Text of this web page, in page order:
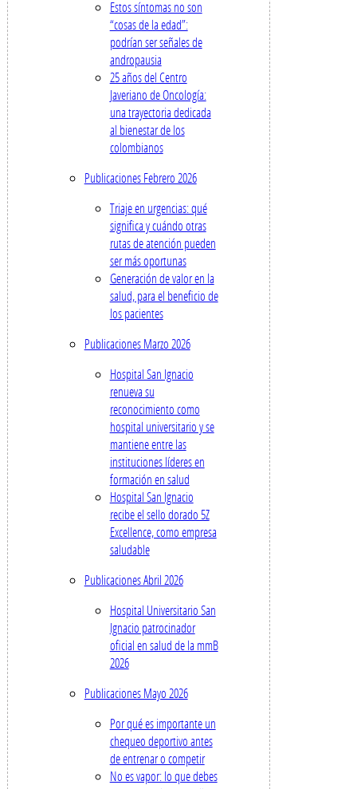
Estos síntomas no son
“cosas de la edad”:
podrían ser señales de
andropausia
25 años del Centro
Javeriano de Oncología:
una trayectoria dedicada
al bienestar de los
colombianos
Publicaciones Febrero 2026
Triaje en urgencias: qué
significa y cuándo otras
rutas de atención pueden
ser más oportunas
Generación de valor en la
salud, para el beneficio de
los pacientes
Publicaciones Marzo 2026
Hospital San Ignacio
renueva su
reconocimiento como
hospital universitario y se
mantiene entre las
instituciones líderes en
formación en salud
Hospital San Ignacio
recibe el sello dorado 5Z
Excellence, como empresa
saludable
Publicaciones Abril 2026
Hospital Universitario San
Ignacio patrocinador
oficial en salud de la mmB
2026
Publicaciones Mayo 2026
Por qué es importante un
chequeo deportivo antes
de entrenar o competir
No es vapor: lo que debes